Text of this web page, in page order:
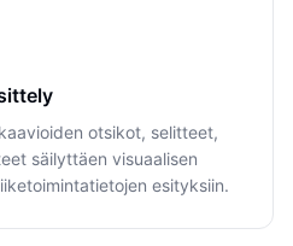
otsikot, selitteet,
säilyttäen visuaalisen
esityksiin.